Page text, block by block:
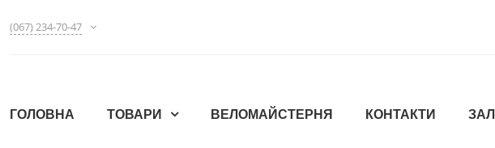
(067) 234-70-47
ГОЛОВНА ТОВАРИ ВЕЛОМАЙСТЕРНЯ КОНТАКТИ